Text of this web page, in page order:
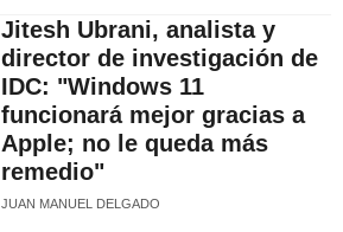
Jitesh Ubrani, analista y
director de investigación de
IDC: "Windows 11
funcionará mejor gracias a
Apple; no le queda más
remedio"
JUAN MANUEL DELGADO